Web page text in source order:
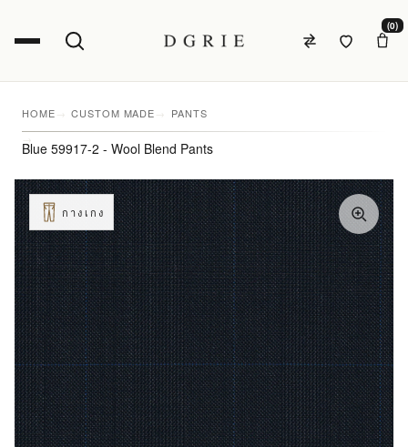
(0)
HOME CUSTOM MADE PANTS
Blue 59917-2 - Wool Blend Pants
กางเกง